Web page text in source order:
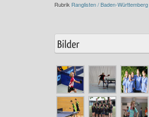
Rubrik Ranglisten / Baden-Württemberg